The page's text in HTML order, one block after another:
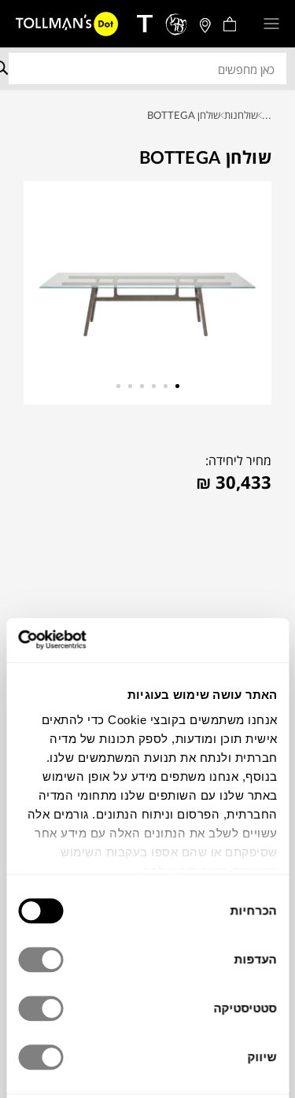
האתר עושה שימוש בעוגיות
אנחנו משתמשים בקובצי Cookie כדי להתאים
אישית תוכן ומודעות, לספק תכונות של מדיה
חברתית ולנתח את תנועת המשתמשים שלנו.
בנוסף, אנחנו משתפים מידע על אופן השימוש
באתר שלנו עם השותפים שלנו מתחומי המדיה
החברתית, הפרסום וניתוח הנתונים. גורמים אלה
עשויים לשלב את הנתונים האלה עם מידע אחר
שסיפקתם או שהם אספו בעקבות השימוש
הסכמה
הכרחיות
העדפות
סטטיסטיקה
שיווק
... שולחנות שולחן BOTTEGA
שולחן BOTTEGA
מחיר ליחידה:
₪ 30,433
להדמיית AI Design
תוכלו למצוא אותי ב:
צבעים
שולחן זכוכית מרשים של המעצב היפני
KRISTALIA
. עוצב בהשראת שולחנות של בעלי
מקצוע בסטודיו. שילוב של אסתטיקה תעשייתית
עם אלגנטיות פשוטה. משטח הזכוכית נותן כבוד
לעבודה המדויקת של רגלי העץ ולפיתולים
ופתוחה בכל חלל.